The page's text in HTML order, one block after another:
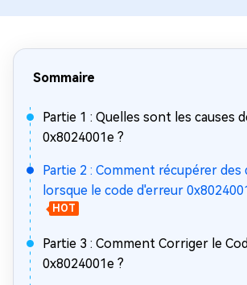
Sommaire
Partie 1 : Quelles sont les causes
0x8024001e ?
Partie 2 : Comment récupérer des
lorsque le code d'erreur
HOT
Partie 3 : Comment Corriger le
0x8024001e ?